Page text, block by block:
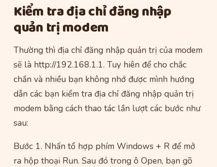
Kiểm tra địa chỉ đăng nhập
quản trị modem
Thường thì địa chỉ đăng nhập quản trị của modem
sẽ là http://192.168.1.1. Tuy hiên để cho chắc
chắn và nhiều bạn không nhớ được mình hướng
dẫn các bạn kiểm tra địa chỉ đăng nhập quản trị
modem bằng cách thao tác lần lượt các bước như
sau:
Bước 1. Nhấn tổ hợp phím Windows + R để mở
ra hộp thoại Run. Sau đó trong ô Open, bạn gõ